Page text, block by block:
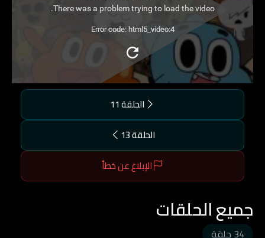
There was a problem trying to load the video.
Error code: html5_video:4
الحلقة 11
الحلقة 13
الإبلاغ عن خطأ
جميع الحلقات
34 حلقة